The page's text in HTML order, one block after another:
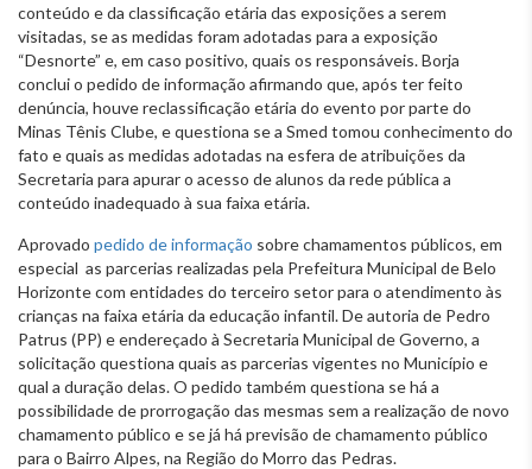
conteúdo e da classificação etária das exposições a serem
visitadas, se as medidas foram adotadas para a exposição
“Desnorte” e, em caso positivo, quais os responsáveis. Borja
conclui o pedido de informação afirmando que, após ter feito
denúncia, houve reclassificação etária do evento por parte do
Minas Tênis Clube, e questiona se a Smed tomou conhecimento do
fato e quais as medidas adotadas na esfera de atribuições da
Secretaria para apurar o acesso de alunos da rede pública a
conteúdo inadequado à sua faixa etária.
Aprovado pedido de informação sobre chamamentos públicos, em
especial as parcerias realizadas pela Prefeitura Municipal de Belo
Horizonte com entidades do terceiro setor para o atendimento às
crianças na faixa etária da educação infantil. De autoria de Pedro
Patrus (PP) e endereçado à Secretaria Municipal de Governo, a
solicitação questiona quais as parcerias vigentes no Município e
qual a duração delas. O pedido também questiona se há a
possibilidade de prorrogação das mesmas sem a realização de novo
chamamento público e se já há previsão de chamamento público
para o Bairro Alpes, na Região do Morro das Pedras.